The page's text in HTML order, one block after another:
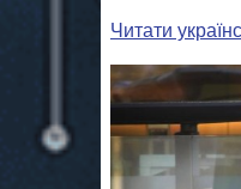
Читати